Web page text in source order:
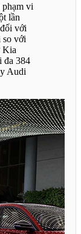
vi
lần
với
so với
Kia
đa 384
Audi